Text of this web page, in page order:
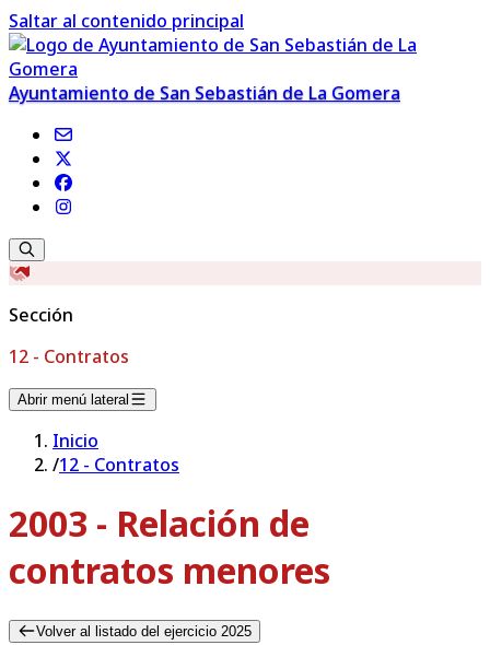
Saltar al contenido principal
Ayuntamiento de San Sebastián de La Gomera
Sección
12 - Contratos
Abrir menú lateral
Inicio
/12 - Contratos
2003 - Relación de
contratos menores
Volver al listado del ejercicio 2025